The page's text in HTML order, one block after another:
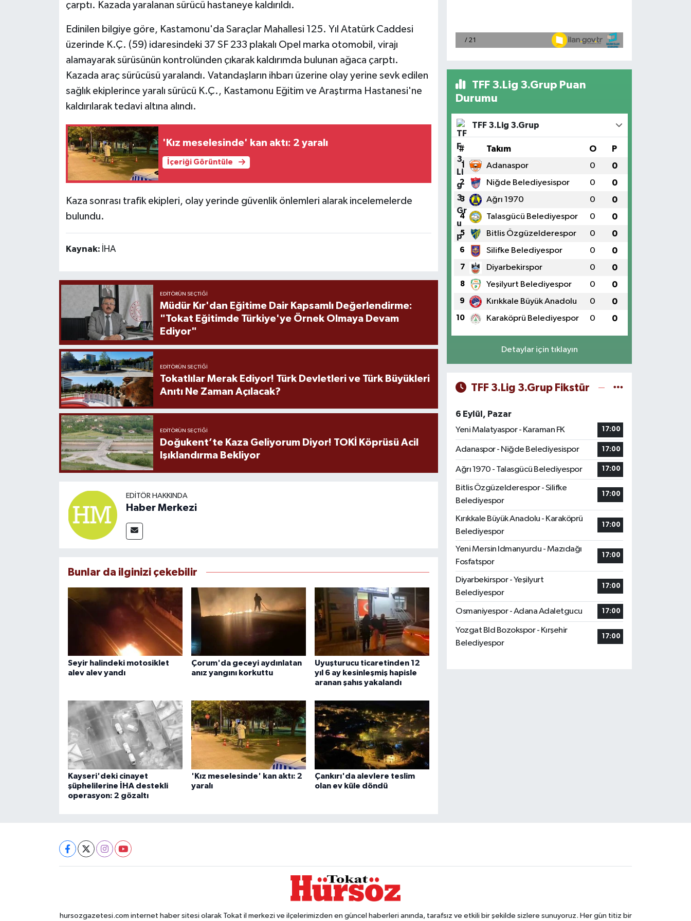
çarptı. Kazada yaralanan sürücü hastaneye kaldırıldı.
Edinilen bilgiye göre, Kastamonu'da Saraçlar Mahallesi 125. Yıl Atatürk Caddesi
üzerinde K.Ç. (59) idaresindeki 37 SF 233 plakalı Opel marka otomobil, virajı
alamayarak sürüsünün kontrolünden çıkarak kaldırımda bulunan ağaca çarptı.
Kazada araç sürücüsü yaralandı. Vatandaşların ihbarı üzerine olay yerine sevk edilen
sağlık ekiplerince yaralı sürücü K.Ç., Kastamonu Eğitim ve Araştırma Hastanesi'ne
kaldırılarak tedavi altına alındı.
'Kız meselesinde' kan aktı: 2 yaralı
İçeriği Görüntüle
Kaza sonrası trafik ekipleri, olay yerinde güvenlik önlemleri alarak incelemelerde
bulundu.
Kaynak: İHA
EDITÖRÜN SEÇTIĞI
Müdür Kır'dan Eğitime Dair Kapsamlı Değerlendirme:
"Tokat Eğitimde Türkiye'ye Örnek Olmaya Devam
Ediyor"
EDITÖRÜN SEÇTIĞI
Tokatlılar Merak Ediyor! Türk Devletleri ve Türk Büyükleri
Anıtı Ne Zaman Açılacak?
EDITÖRÜN SEÇTIĞI
Doğukent’te Kaza Geliyorum Diyor! TOKİ Köprüsü Acil
Işıklandırma Bekliyor
EDITÖR HAKKINDA
Haber Merkezi
Bunlar da ilginizi çekebilir
Seyir halindeki motosiklet
alev alev yandı
Çorum'da geceyi aydınlatan
anız yangını korkuttu
Uyuşturucu ticaretinden 12
yıl 6 ay kesinleşmiş hapisle
aranan şahıs yakalandı
Kayseri'deki cinayet
şüphelilerine İHA destekli
operasyon: 2 gözaltı
'Kız meselesinde' kan aktı: 2
yaralı
Çankırı'da alevlere teslim
olan ev küle döndü
TFF 3.Lig 3.Grup Puan
Durumu
TFF 3.Lig 3.Grup
# Takım O P
1 Adanaspor 0 0
2 Niğde Belediyesispor 0 0
3 Ağrı 1970 0 0
4 Talasgücü Belediyespor 0 0
5 Bitlis Özgüzelderespor 0 0
6 Silifke Belediyespor 0 0
7 Diyarbekirspor 0 0
8 Yeşilyurt Belediyespor 0 0
9 Kırıkkale Büyük Anadolu 0 0
10 Karaköprü Belediyespor 0 0
Detaylar için tıklayın
TFF 3.Lig 3.Grup Fikstür
6 Eylül, Pazar
Yeni Malatyaspor - Karaman FK
17:00
Adanaspor - Niğde Belediyesispor 17:00
Ağrı 1970 - Talasgücü Belediyespor 17:00
Bitlis Özgüzelderespor - Silifke
Belediyespor
17:00
Kırıkkale Büyük Anadolu - Karaköprü
Belediyespor
17:00
Yeni Mersin Idmanyurdu - Mazıdağı
Fosfatspor
17:00
Diyarbekirspor - Yeşilyurt
Belediyespor
17:00
Osmaniyespor - Adana Adaletgucu 17:00
Yozgat Bld Bozokspor - Kırşehir
Belediyespor
17:00
hursozgazetesi.com internet haber sitesi olarak Tokat il merkezi ve ilçelerimizden en güncel haberleri anında, tarafsız ve etkili bir şekilde sizlere sunuyoruz. Her gün titiz bir
Tokat Haber